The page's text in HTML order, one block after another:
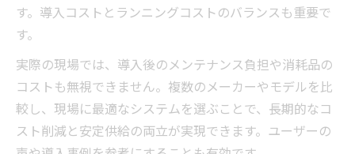
す。導入コストとランニングコストのバランスも重要で
す。
実際の現場では、導入後のメンテナンス負担や消耗品の
コストも無視できません。複数のメーカーやモデルを比
較し、現場に最適なシステムを選ぶことで、長期的なコ
スト削減と安定供給の両立が実現できます。ユーザーの